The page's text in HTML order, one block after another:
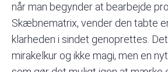
når man begynder at bearbejde
Skæbnematrix, vender den tabte
klarheden i sindet genoprettes.
mirakelkur og ikke magi, men en